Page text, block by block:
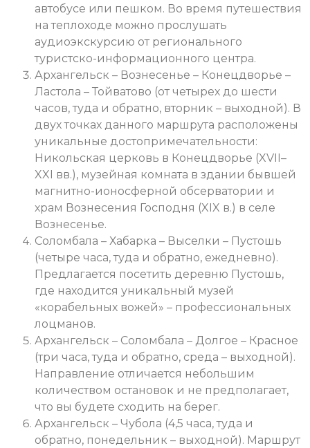
автобусе или пешком. Во время путешествия
на теплоходе можно прослушать
аудиоэкскурсию от регионального
туристско-информационного центра.
Архангельск – Вознесенье – Конецдворье –
Ластола – Тойватово (от четырех до шести
часов, туда и обратно, вторник – выходной). В
двух точках данного маршрута расположены
уникальные достопримечательности:
Никольская церковь в Конецдворье (XVII–
XXI вв.), музейная комната в здании бывшей
магнитно-ионосферной обсерватории и
храм Вознесения Господня (XIX в.) в селе
Вознесенье.
Соломбала – Хабарка – Выселки – Пустошь
(четыре часа, туда и обратно, ежедневно).
Предлагается посетить деревню Пустошь,
где находится уникальный музей
«корабельных вожей» – профессиональных
лоцманов.
Архангельск – Соломбала – Долгое – Красное
(три часа, туда и обратно, среда – выходной).
Направление отличается небольшим
количеством остановок и не предполагает,
что вы будете сходить на берег.
Архангельск – Чубола (4,5 часа, туда и
обратно, понедельник – выходной). Маршрут